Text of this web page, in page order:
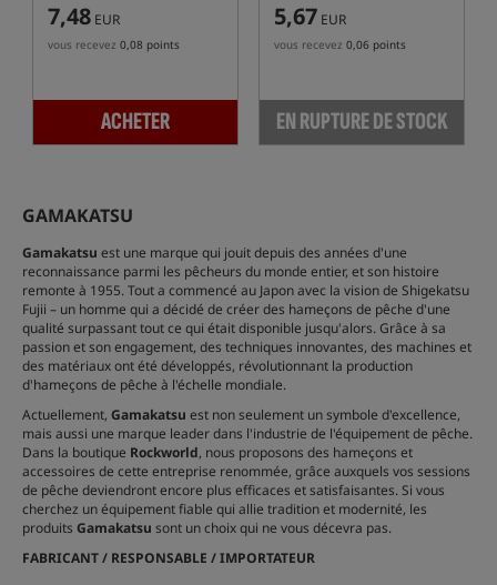
7,48 EUR
vous recevez 0,08 points
ACHETER
5,67 EUR
vous recevez 0,06 points
EN RUPTURE DE STOCK
GAMAKATSU
Gamakatsu est une marque qui jouit depuis des années d'une
reconnaissance parmi les pêcheurs du monde entier, et son histoire
remonte à 1955. Tout a commencé au Japon avec la vision de Shigekatsu
Fujii – un homme qui a décidé de créer des hameçons de pêche d'une
qualité surpassant tout ce qui était disponible jusqu'alors. Grâce à sa
passion et son engagement, des techniques innovantes, des machines et
des matériaux ont été développés, révolutionnant la production
d'hameçons de pêche à l'échelle mondiale.
Actuellement, Gamakatsu est non seulement un symbole d'excellence,
mais aussi une marque leader dans l'industrie de l'équipement de pêche.
Dans la boutique Rockworld, nous proposons des hameçons et
accessoires de cette entreprise renommée, grâce auxquels vos sessions
de pêche deviendront encore plus efficaces et satisfaisantes. Si vous
cherchez un équipement fiable qui allie tradition et modernité, les
produits Gamakatsu sont un choix qui ne vous décevra pas.
FABRICANT / RESPONSABLE / IMPORTATEUR